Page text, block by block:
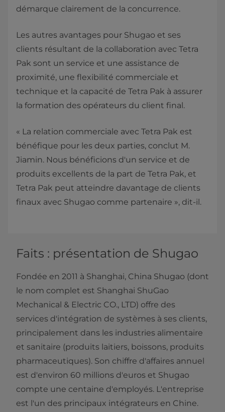
démarque clairement de la concurrence.
Les autres avantages pour Shugao et ses
clients résultant de la collaboration avec Tetra
Pak sont un service et une assistance de
proximité, une flexibilité commerciale et
technique et la capacité de Tetra Pak à assurer
la formation des opérateurs du client final.
« La relation commerciale avec Tetra Pak est
bénéfique pour les deux parties, conclut M.
Jiamin. Nous bénéficions d'un service et de
produits excellents de la part de Tetra Pak, et
Tetra Pak peut atteindre davantage de clients
finaux avec Shugao comme partenaire », dit-il.
Faits : présentation de Shugao
Fondée en 2011 à Shanghai, China Shugao (dont
le nom complet est Shanghai ShuGao
Mechanical & Electric CO., LTD) offre des
services d'intégration de systèmes à ses clients,
principalement dans les industries alimentaire
et sanitaire (produits laitiers, boissons, produits
pharmaceutiques). Son chiffre d'affaires annuel
est d'environ 60 millions d'euros et Shugao
compte une centaine d'employés. L'entreprise
est l'un des principaux intégrateurs en Chine.